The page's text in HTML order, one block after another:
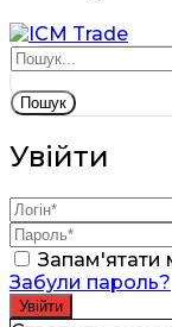
Пошук
Увійти
Запам'ятати
Забули пароль?